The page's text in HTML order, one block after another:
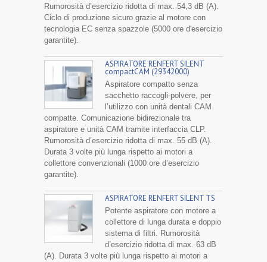
Rumorosità d’esercizio ridotta di max. 54,3 dB (A).
Ciclo di produzione sicuro grazie al motore con
tecnologia EC senza spazzole (5000 ore d'esercizio
garantite).
ASPIRATORE RENFERT SILENT
compactCAM (29342000)
Aspiratore compatto senza
sacchetto raccogli-polvere, per
l’utilizzo con unità dentali CAM
compatte. Comunicazione bidirezionale tra
aspiratore e unità CAM tramite interfaccia CLP.
Rumorosità d’esercizio ridotta di max. 55 dB (A).
Durata 3 volte più lunga rispetto ai motori a
collettore convenzionali (1000 ore d’esercizio
garantite).
ASPIRATORE RENFERT SILENT TS
Potente aspiratore con motore a
collettore di lunga durata e doppio
sistema di filtri. Rumorosità
d’esercizio ridotta di max. 63 dB
(A). Durata 3 volte più lunga rispetto ai motori a